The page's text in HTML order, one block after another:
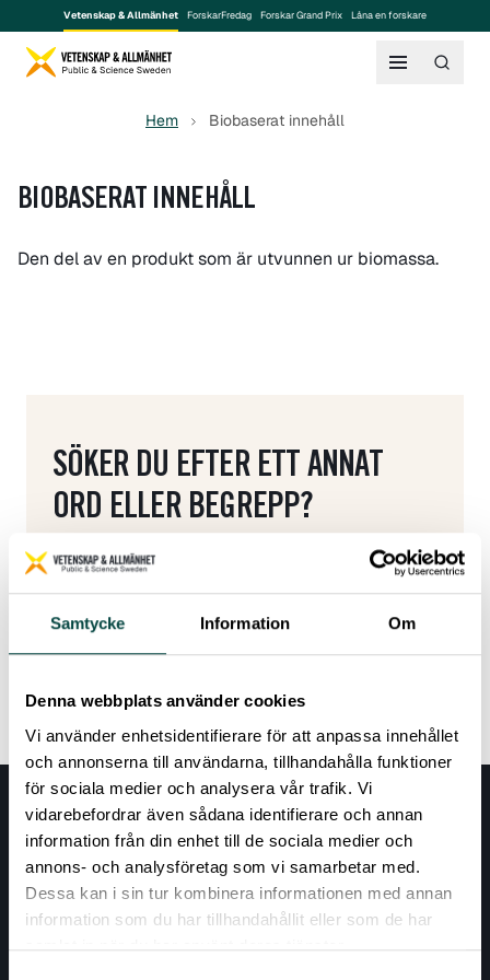
Samtycke Information Om
Denna webbplats använder cookies
Vi använder enhetsidentifierare för att anpassa innehållet
och annonserna till användarna, tillhandahålla funktioner
för sociala medier och analysera vår trafik. Vi
vidarebefordrar även sådana identifierare och annan
information från din enhet till de sociala medier och
annons- och analysföretag som vi samarbetar med.
Dessa kan i sin tur kombinera informationen med annan
information som du har tillhandahållit eller som de har
samlat in när du har använt deras tjänster.
Vetenskap & Allmänhet ForskarFredag Forskar Grand Prix Låna en forskare
Hem Biobaserat innehåll
BIOBASERAT INNEHÅLL
Den del av en produkt som är utvunnen ur biomassa.
SÖKER DU EFTER ETT ANNAT
ORD ELLER BEGREPP?
Här kommer du tillbaka till ordlistan.
Tillbaka till ordlistan